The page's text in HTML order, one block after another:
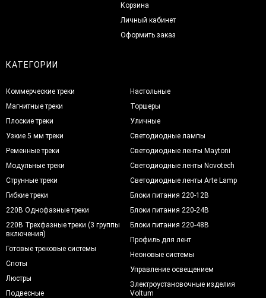
Корзина
Личный кабинет
Оформить заказ
КАТЕГОРИИ
Коммерческие треки
Магнитные треки
Плоские треки
Узкие 5 мм треки
Ременные треки
Модульные треки
Струнные треки
Гибкие треки
220В Однофазные треки
220В Трехфазные треки (3 группы
включения)
Готовые трековые системы
Споты
Люстры
Подвесные
Настольные
Торшеры
Уличные
Светодиодные лампы
Светодиодные ленты Maytoni
Светодиодные ленты Novotech
Светодиодные ленты Arte Lamp
Блоки питания 220-12В
Блоки питания 220-24В
Блоки питания 220-48В
Профиль для лент
Неоновые системы
Управление освещением
Электроустановочные изделия
Voltum